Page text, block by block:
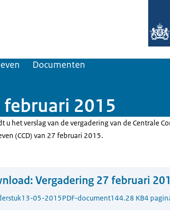
Documenten
februari 2015
u het verslag van de vergadering van de Centrale
(CCD) van 27 februari 2015.
Vergadering 27 februari
13-05-2015PDF-document144.28 KB4